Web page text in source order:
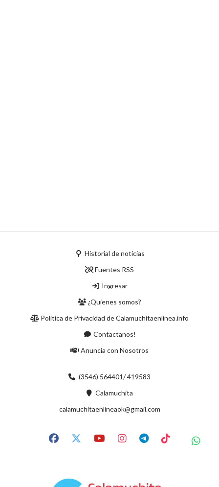
Historial de noticias
Fuentes RSS
Ingresar
¿Quienes somos?
Política de Privacidad de Calamuchitaenlinea.info
Contactanos!
Anuncia con Nosotros
(3546) 564401/ 419583
Calamuchita
calamuchitaenlineaok@gmail.com